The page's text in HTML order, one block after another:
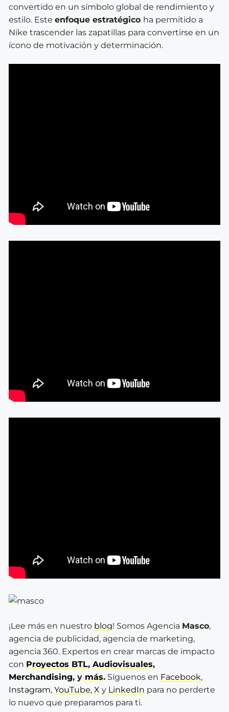
convertido en un símbolo global de rendimiento y
estilo. Este enfoque estratégico ha permitido a
Nike trascender las zapatillas para convertirse en un
ícono de motivación y determinación.
¡Lee más en nuestro blog! Somos Agencia Masco,
agencia de publicidad, agencia de marketing,
agencia 360. Expertos en crear marcas de impacto
con Proyectos BTL, Audiovisuales,
Merchandising, y más. Síguenos en Facebook,
Instagram, YouTube, X y LinkedIn para no perderte
lo nuevo que preparamos para ti.